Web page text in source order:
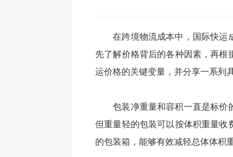
在跨境物流成本中，国际快运成
先了解价格背后的各种因素，再
运价格的关键变量，并分享一系列
包装净重量和容积一直是标价的
但重量轻的包装可以按体积重量收
的包装箱，能够有效减轻总体体积